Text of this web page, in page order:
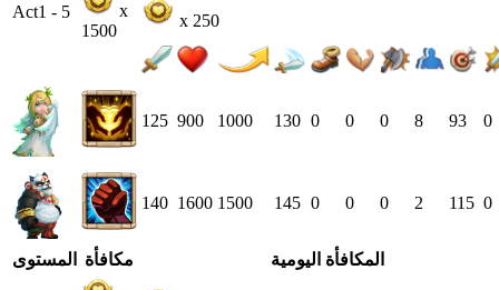
Act1 - 5
x
1500
x 250
125 900 1000 130 0 0 0 8 93 0
140 1600 1500 145 0 0 0 2 115 0
المستوى مكافأة المكافأة اليومية